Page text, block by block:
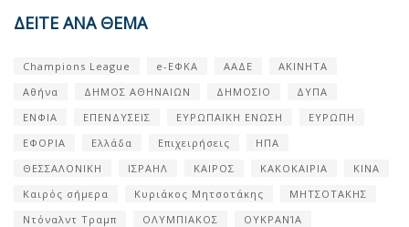
ΔΕΙΤΕ ΑΝΑ ΘΕΜΑ
Champions League e-ΕΦΚΑ ΑΑΔΕ
ΑΚΙΝΗΤΑ
Αθήνα
ΔΗΜΟΣ ΑΘΗΝΑΙΩΝ ΔΗΜΟΣΙΟ
ΔΥΠΑ
ΕΝΦΙΑ
ΕΠΕΝΔΥΣΕΙΣ ΕΥΡΩΠΑΪΚΗ ΕΝΩΣΗ
ΕΥΡΩΠΗ
ΕΦΟΡΙΑ
Ελλάδα Επιχειρήσεις
ΗΠΑ
ΘΕΣΣΑΛΟΝΙΚΗ
ΙΣΡΑΗΛ ΚΑΙΡΟΣ ΚΑΚΟΚΑΙΡΙΑ
ΚΙΝΑ
Καιρός σήμερα
Κυριάκος Μητσοτάκης
ΜΗΤΣΟΤΑΚΗΣ
Ντόναλντ Τραμπ
ΟΛΥΜΠΙΑΚΟΣ
ΟΥΚΡΑΝΊΑ